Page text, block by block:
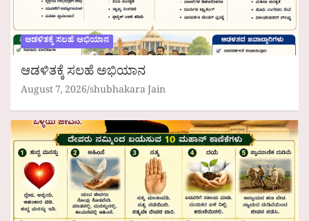
ಆಡಳಿತಕ್ಕೆ ಸಲಹೆ ಅಭಿಯಾನ
ಆಡಳಿತಕ್ಕೆ ಸಲಹೆ ಅಭಿಯಾನ
August 7, 2026 shubhakara Jain